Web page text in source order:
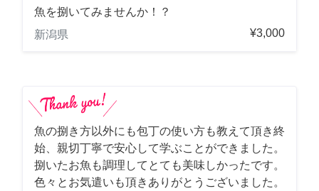
魚を捌いてみませんか！？
新潟県
¥3,000
魚の捌き方以外にも包丁の使い方も教えて頂き終
始、親切丁寧で安心して学ぶことができました。
捌いたお魚も調理してとても美味しかったです。
色々とお気遣いも頂きありがとうございました。